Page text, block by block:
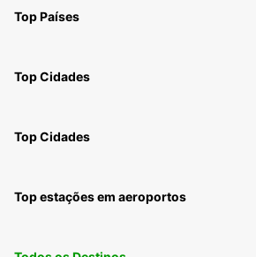
Top Países
Top Cidades
Top Cidades
Top estações em aeroportos